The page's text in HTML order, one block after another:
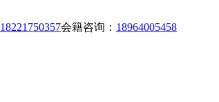
18221750357会籍咨询： 18964005458